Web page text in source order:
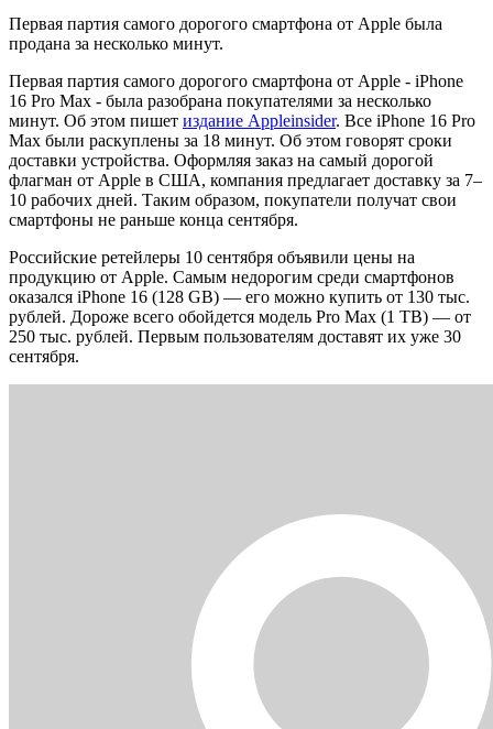
Первая партия самого дорогого смартфона от Apple была
продана за несколько минут.
Первая партия самого дорогого смартфона от Apple - iPhone
16 Pro Max - была разобрана покупателями за несколько
минут. Об этом пишет издание Appleinsider. Все iPhone 16 Pro
Max были раскуплены за 18 минут. Об этом говорят сроки
доставки устройства. Оформляя заказ на самый дорогой
флагман от Apple в США, компания предлагает доставку за 7–
10 рабочих дней. Таким образом, покупатели получат свои
смартфоны не раньше конца сентября.
Российские ретейлеры 10 сентября объявили цены на
продукцию от Apple. Самым недорогим среди смартфонов
оказался iPhone 16 (128 GB) — его можно купить от 130 тыс.
рублей. Дороже всего обойдется модель Pro Max (1 TB) — от
250 тыс. рублей. Первым пользователям доставят их уже 30
сентября.